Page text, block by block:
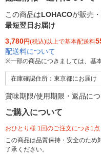
この商品はLOHACOが販売
最短翌日お届け
3,780円(税込)以上で基本配送料
配送料について
※一部の商品につきましては、基
在庫確認住所：東京都にお届け
賞味期限/使用期限・返品に
ご購入について
おひとり様 1回のご注文につき1
この商品は品質保持・安全のため
了承ください。